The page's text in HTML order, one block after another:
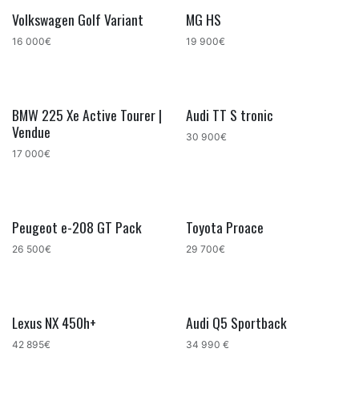
Volkswagen Golf Variant
16 000€
MG HS
19 900€
BMW 225 Xe Active Tourer |
Vendue
17 000€
Audi TT S tronic
30 900€
Peugeot e-208 GT Pack
26 500€
Toyota Proace
29 700€
Lexus NX 450h+
42 895€
Audi Q5 Sportback
34 990 €